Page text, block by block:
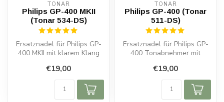
TONAR
Philips GP-400 MKII
(Tonar 534-DS)
Ersatznadel für Philips GP-
400 MKII mit klarem Klang
€19,00
TONAR
Philips GP-400 (Tonar
511-DS)
Ersatznadel für Philips GP-
400 Tonabnehmer mit
Hervor...
€19,00